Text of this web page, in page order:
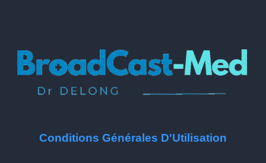
Conditions Générales D'Utilisation